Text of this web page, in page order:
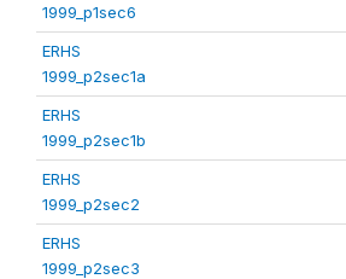
1999_p1sec6
ERHS
1999_p2sec1a
ERHS
1999_p2sec1b
ERHS
1999_p2sec2
ERHS
1999_p2sec3